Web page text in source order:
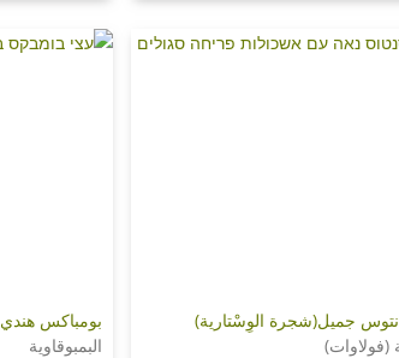
جميل(شجرة الوِسْتارية)
(فولاوات)
بومباكس هندي
البمبوقاوية